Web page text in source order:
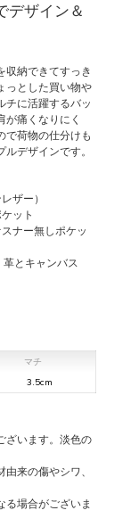
デザイン＆
収納できてすっき
っとした買い物や
チに活躍するバッ
が痛くなりにく
で荷物の仕分けも
デザインです。
ザー）
ット
ナー無しポケッ
とキャンバス
マチ
3.5cm
ざいます。淡色の
来の傷やシワ、
場合がございま